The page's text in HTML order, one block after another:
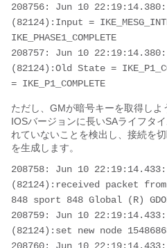
208756: Jun 10 22:19:14.380:
(82124):Input =
IKE_PHASE1_COMPLETE
208757: Jun 10 22:19:14.380:
(82124):Old State =
= IKE_P1_COMPLETE
ただし、GMが暗号キーを取得し
IOSバージョンに長いSAライフタ
れていないことを検出し、接続を
を生成します。
208758: Jun 10 22:19:14.433:
(82124):received packet
848 sport 848 Global (R)
208759: Jun 10 22:19:14.433:
(82124):set new node